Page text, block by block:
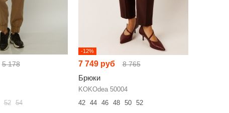
5 178
52 54
-12%
7 749 руб 8 765
Брюки
KOKOdea 50004
42
44 46 48 50 52